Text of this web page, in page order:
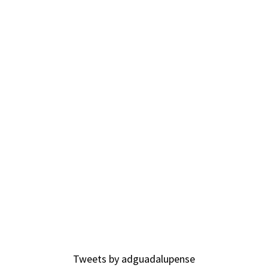
Tweets by adguadalupense